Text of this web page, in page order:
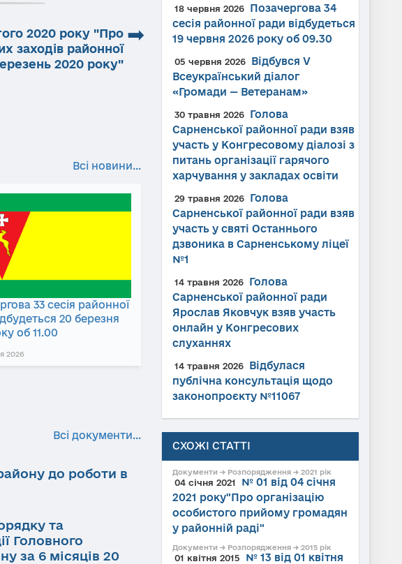
➡
2020 року "Про
заходів районної
2020 року"
Всі новини...
33 сесія районної
20 березня
об 11.00
2026
Всі документи...
до роботи в
та
Головного
за 6 місяців 20
18 червня 2026
Позачергова 34
сесія районної ради відбудеться
19 червня 2026 року об 09.30
05 червня 2026
Відбувся V
Всеукраїнський діалог
«Громади — Ветеранам»
30 травня 2026
Голова
Сарненської районної ради взяв
участь у Конгресовому діалозі з
питань організації гарячого
харчування у закладах освіти
29 травня 2026
Голова
Сарненської районної ради взяв
участь у святі Останнього
дзвоника в Сарненському ліцеї
№1
14 травня 2026
Голова
Сарненської районної ради
Ярослав Яковчук взяв участь
онлайн у Конгресових
слуханнях
14 травня 2026
Відбулася
публічна консультація щодо
законопроєкту №11067
СХОЖІ СТАТТІ
Документи → Розпорядження → 2021 рік
04 січня 2021
№ 01 від 04 січня
2021 року"Про організацію
особистого прийому громадян
у районній раді"
Документи → Розпорядження → 2015 рік
01 квітня 2015
№ 13 від 01 квітня